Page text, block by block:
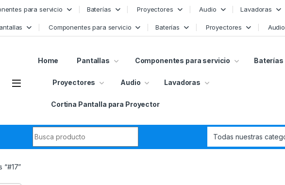
para servicio Baterías Proyectores Audio Lavadoras
Componentes para servicio Baterías Proyectores Audio
Home Pantallas Componentes para servicio Baterías
Proyectores Audio Lavadoras
Cortina Pantalla para Proyector